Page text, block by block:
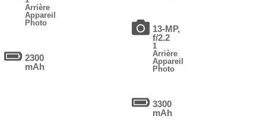
Arrière
Appareil
Photo
2300
mAh
13-MP,
f/2.2
1
Arrière
Appareil
Photo
3300
mAh